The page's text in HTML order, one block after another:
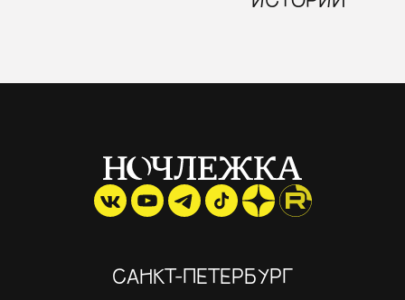
САНКТ-ПЕТЕРБУРГ